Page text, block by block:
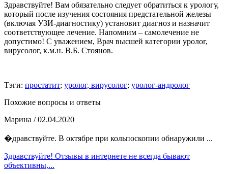
Здравствуйте! Вам обязательно следует обратиться к урологу,
который после изучения состояния предстательной железы
(включая УЗИ-диагностику) установит диагноз и назначит
соответствующее лечение. Напомним – самолечение не
допустимо! С уважением, Врач высшей категории уролог,
вирусолог, к.м.н. В.Б. Стоянов.
Тэги: простатит; уролог, вирусолог; уролог-андролог
Похожие вопросы и ответы
Марина / 02.04.2020
�дравствуйте. В октябре при кольпоскопии обнаружили ...
Здравствуйте! Отзывы в интернете не всегда бывают
объективны,...